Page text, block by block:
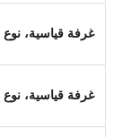
غرفة قياسية،
غرفة قياسية،